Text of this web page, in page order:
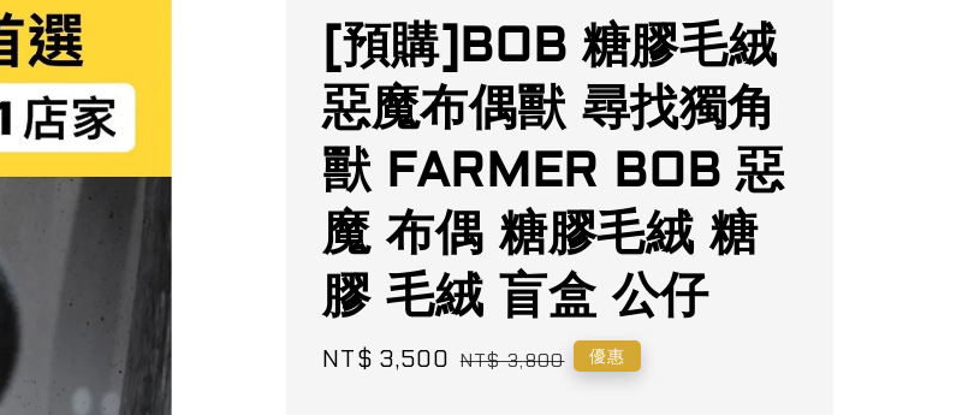
[預購]BOB 糖膠毛絨
惡魔布偶獸 尋找獨角
獸 FARMER BOB 惡
魔 布偶 糖膠毛絨 糖
膠 毛絨 盲盒 公仔
Sale
NT$ 3,500 Regular
NT$ 3,800 優惠